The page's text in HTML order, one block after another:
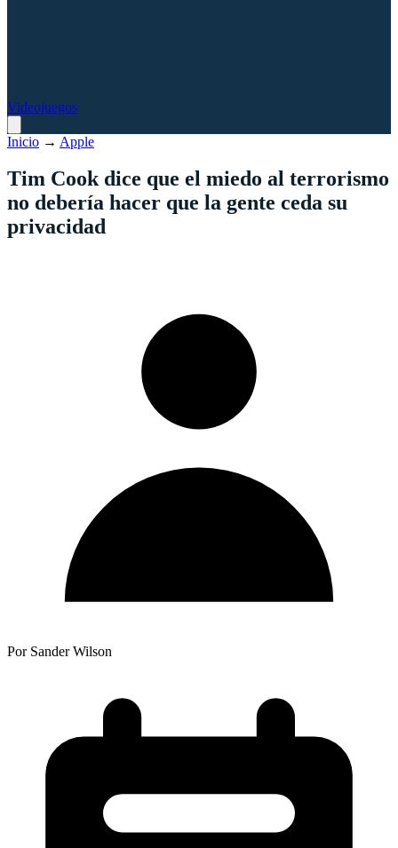
Videojuegos
Inicio → Apple
Tim Cook dice que el miedo al terrorismo
no debería hacer que la gente ceda su
privacidad
Por Sander Wilson